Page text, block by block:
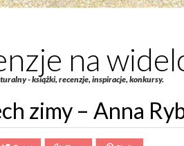
na
- książki, recenzje, inspiracje, konkursy.
zimy – Anna